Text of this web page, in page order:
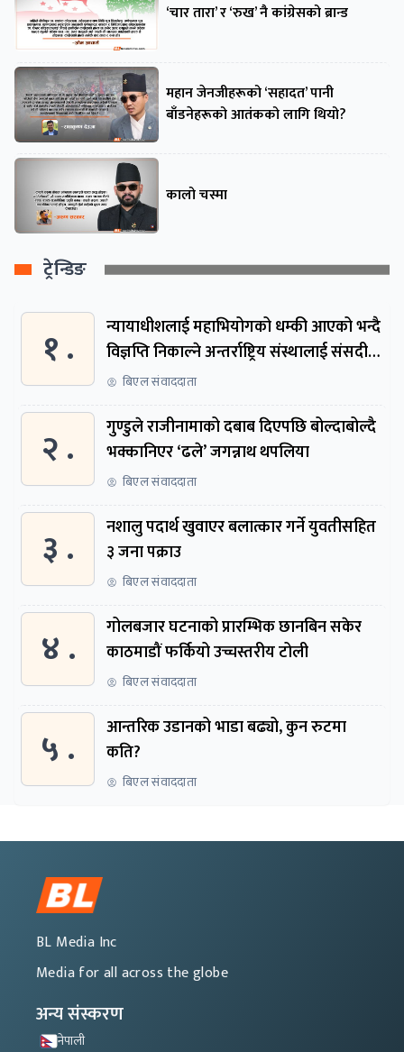
‘चार तारा’ र ‘रुख’ नै कांग्रेसको ब्रान्ड
महान जेनजीहरूको ‘सहादत’ पानी
बाँडनेहरूको आतंकको लागि थियो?
कालो चस्मा
ट्रेन्डिङ
१ .
न्यायाधीशलाई महाभियोगको धम्की आएको भन्दै
विज्ञप्ति निकाल्ने अन्तर्राष्ट्रिय संस्थालाई संसदीय
समितिमा बोलाइयो
बिएल संवाददाता
२ .
गुण्डुले राजीनामाको दबाब दिएपछि बोल्दाबोल्दै
भक्कानिएर ‘ढले’ जगन्नाथ थपलिया
बिएल संवाददाता
३ .
नशालु पदार्थ खुवाएर बलात्कार गर्ने युवतीसहित
३ जना पक्राउ
बिएल संवाददाता
४ .
गोलबजार घटनाको प्रारम्भिक छानबिन सकेर
काठमाडौं फर्कियो उच्चस्तरीय टोली
बिएल संवाददाता
५ .
आन्तरिक उडानको भाडा बढ्यो, कुन रुटमा
कति?
बिएल संवाददाता
BL Media Inc
Media for all across the globe
अन्य संस्करण
नेपाली